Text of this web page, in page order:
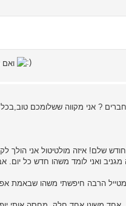
ואם
מגניב ואני לומד משהו חדש כל יום.
הרבה חיפשתי משהו שבאמת